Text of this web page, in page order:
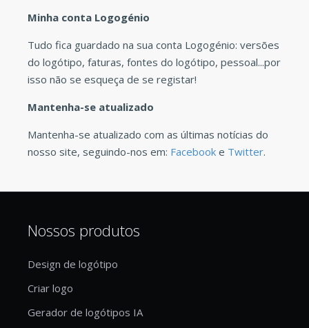
Minha conta Logogénio
Tudo fica guardado na sua conta Logogénio: versões
do logótipo, faturas, fontes do logótipo, pessoal...por
isso não se esqueça de se registar!
Mantenha-se atualizado
Mantenha-se atualizado com as últimas notícias do
nosso site, seguindo-nos em: Facebook e Twitter.
Nossos produtos
Design de logótipo
Criar logo
Gerador de logótipos IA